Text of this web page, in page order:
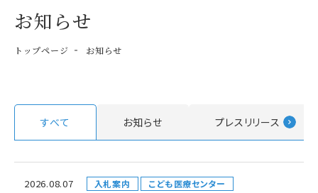
お知らせ
トップページ お知らせ
すべて お知らせ プレスリリース
2026.08.07 入札案内 こども医療センター